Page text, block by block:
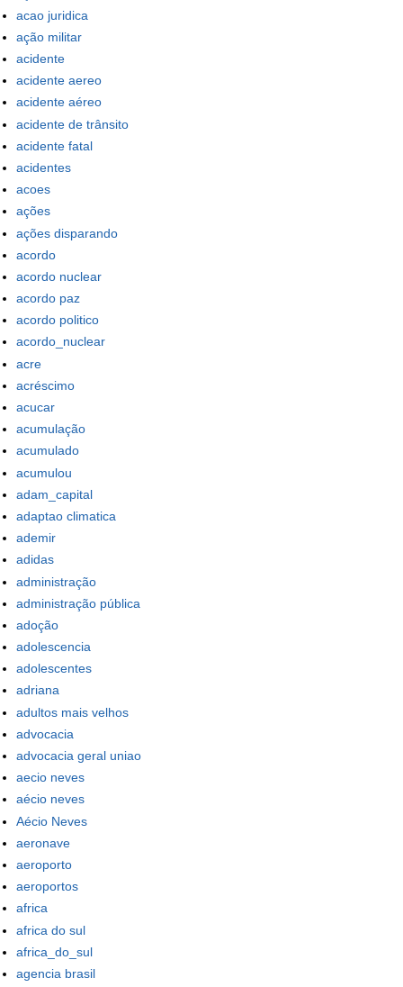
acao juridica
ação militar
acidente
acidente aereo
acidente aéreo
acidente de trânsito
acidente fatal
acidentes
acoes
ações
ações disparando
acordo
acordo nuclear
acordo paz
acordo politico
acordo_nuclear
acre
acréscimo
acucar
acumulação
acumulado
acumulou
adam_capital
adaptao climatica
ademir
adidas
administração
administração pública
adoção
adolescencia
adolescentes
adriana
adultos mais velhos
advocacia
advocacia geral uniao
aecio neves
aécio neves
Aécio Neves
aeronave
aeroporto
aeroportos
africa
africa do sul
africa_do_sul
agencia brasil